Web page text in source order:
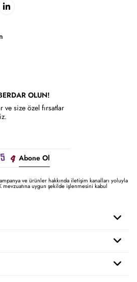
OLUN!
ve size özel fırsatlar
Abone Ol
ve ürünler hakkında iletişim kanalları yoluyla
mevzuatına uygun şekilde işlenmesini kabul